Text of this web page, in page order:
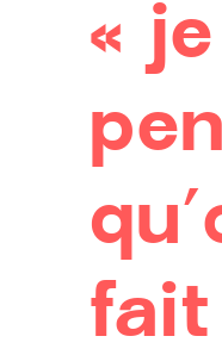
« je
fait